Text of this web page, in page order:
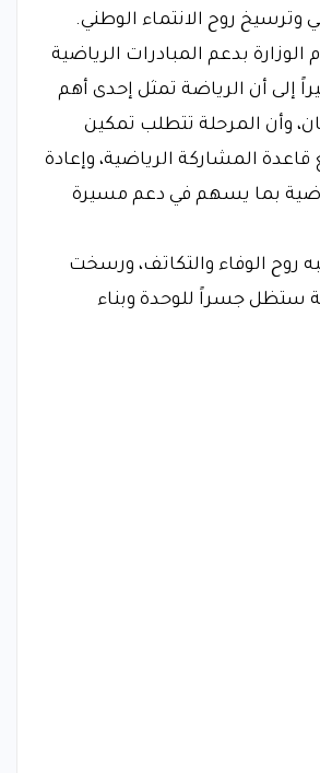
وترسيخ روح الانتماء الوطني.
الوزارة بدعم المبادرات الرياضية
إلى أن الرياضة تمثل إحدى أهم
وأن المرحلة تتطلب تمكين
المشاركة الرياضية، وإعادة
بما يسهم في دعم مسيرة
روح الوفاء والتكاتف، ورسخت
ستظل جسراً للوحدة وبناء